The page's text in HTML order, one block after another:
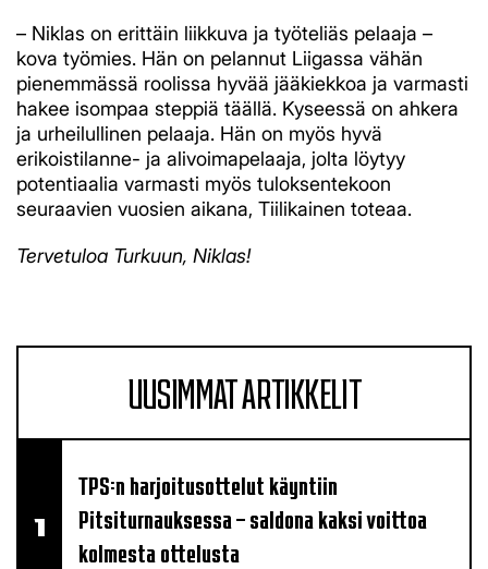
– Niklas on erittäin liikkuva ja työteliäs pelaaja –
kova työmies. Hän on pelannut Liigassa vähän
pienemmässä roolissa hyvää jääkiekkoa ja varmasti
hakee isompaa steppiä täällä. Kyseessä on ahkera
ja urheilullinen pelaaja. Hän on myös hyvä
erikoistilanne- ja alivoimapelaaja, jolta löytyy
potentiaalia varmasti myös tuloksentekoon
seuraavien vuosien aikana, Tiilikainen toteaa.
Tervetuloa Turkuun, Niklas!
UUSIMMAT ARTIKKELIT
TPS:n harjoitusottelut käyntiin
Pitsiturnauksessa – saldona kaksi voittoa
kolmesta ottelusta